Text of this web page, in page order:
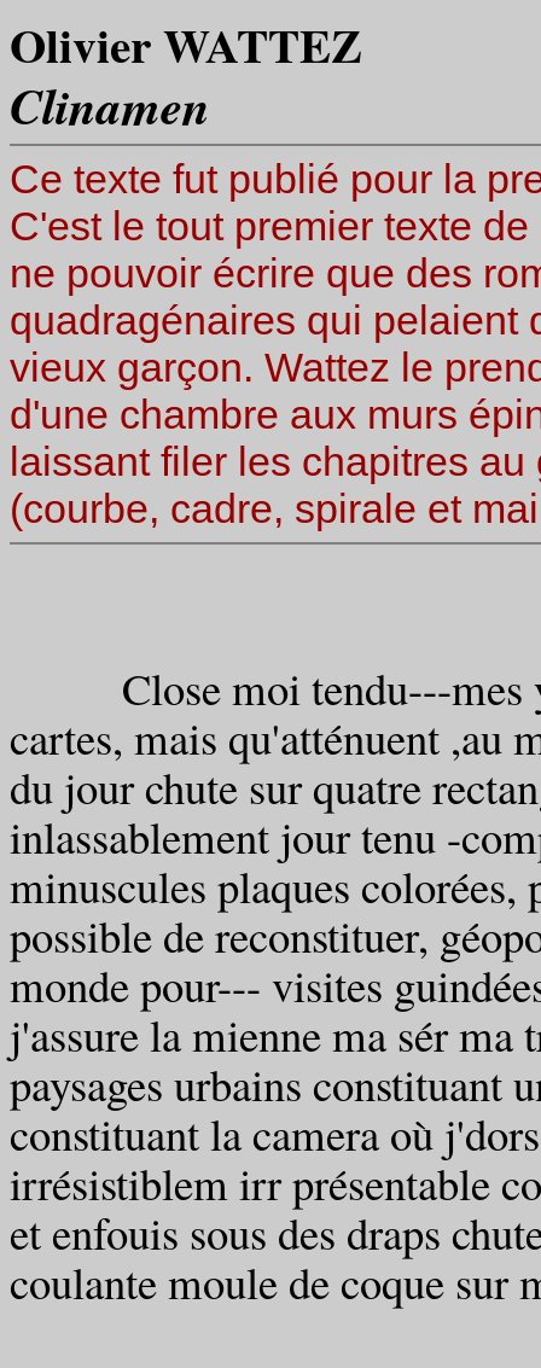
Olivier WATTEZ
Clinamen
Ce texte fut publié pour la
C'est le tout premier texte
ne pouvoir écrire que des
quadragénaires qui pelaient
vieux garçon. Wattez le
d'une chambre aux murs
laissant filer les chapitres
(courbe, cadre, spirale et
Close moi tendu---mes
cartes, mais qu'atténuent ,au
du jour chute sur quatre
inlassablement jour tenu -
minuscules plaques
possible de reconstituer,
monde pour--- visites
j'assure la mienne ma sér ma
paysages urbains constituant
constituant la camera où
irrésistiblem irr présentable
et enfouis sous des draps
coulante moule de coque sur